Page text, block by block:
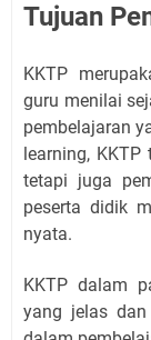
Tujuan
KKTP
guru menilai
pembelajaran
learning,
tetapi juga
peserta didik
nyata.
KKTP dalam
yang jelas dan